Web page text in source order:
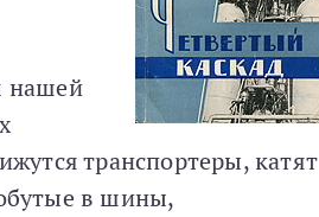
нашей
транспортеры, катят
в шины,